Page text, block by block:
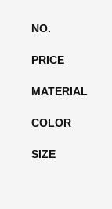
NO.
PRICE
MATERIAL
COLOR
SIZE